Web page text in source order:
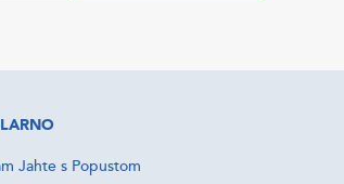
Jahte s Popustom